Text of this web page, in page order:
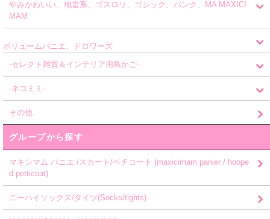
やみかわいい、地雷系、ゴスロリ、ゴシック、パンク、MA MAXICI
MAM
ボリュームパニエ、ドロワーズ
-セレクト雑貨＆インテリア用鳥かご-
-ネコミミ-
その他
グループから探す
マキシマム パニエ /スカート/ペチコート (maxicimam panier / hoope
d petticoat)
ニーハイソックス/タイツ(Socks/tights)